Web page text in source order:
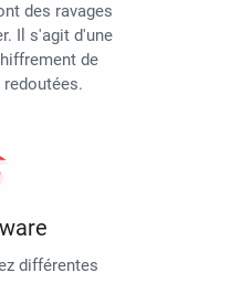
des ravages
Il s'agit d'une
de
différentes